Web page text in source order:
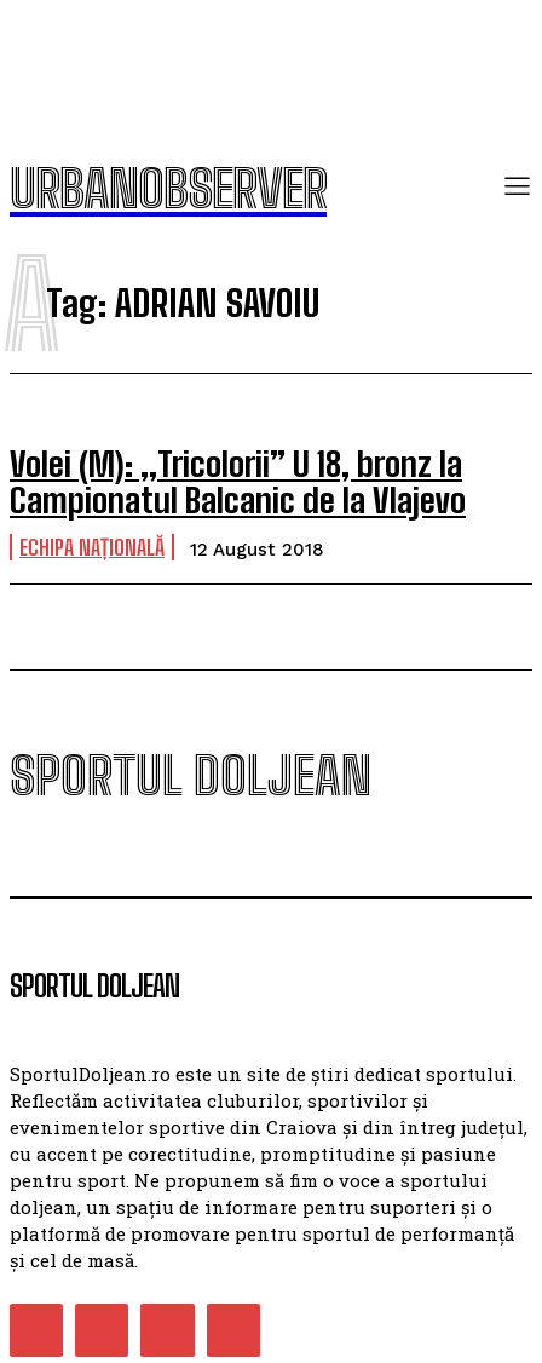
URBANOBSERVER
Tag: ADRIAN SAVOIU
A
Volei (M): „Tricolorii” U 18, bronz la
Campionatul Balcanic de la Vlajevo
ECHIPA NAȚIONALĂ 12 August 2018
SPORTUL DOLJEAN
SPORTUL DOLJEAN
SportulDoljean.ro este un site de știri dedicat sportului.
Reflectăm activitatea cluburilor, sportivilor și
evenimentelor sportive din Craiova și din întreg județul,
cu accent pe corectitudine, promptitudine și pasiune
pentru sport. Ne propunem să fim o voce a sportului
doljean, un spațiu de informare pentru suporteri și o
platformă de promovare pentru sportul de performanță
și cel de masă.